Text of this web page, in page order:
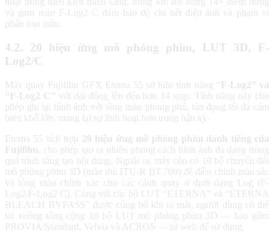
và gam màu F-Log2 C đảm bảo độ chi tiết điện ảnh và phạm vi
phân loại màu.
4.2. 20 hiệu ứng mô phỏng phim, LUT 3D, F-
Log2/C
Máy quay Fujifilm GFX Eterna 55 sở hữu tính năng “ F-Log2” và
“F-Log2 C” với dải động lên đến hơn 14 stop. Tính năng này cho
phép ghi lại hình ảnh với tông màu phong phú, tận dụng tối đa cảm
biến khổ lớn, mang lại sự linh hoạt hơn trong hậu kỳ.
Eterna 55 tích hợp 20 hiệu ứng mô phỏng phim danh tiếng của
Fujifilm , cho phép tạo ra nhiều phong cách hình ảnh đa dạng trong
quá trình sáng tạo nội dung. Ngoài ra, máy còn có 10 bộ chuyển đổi
mô phỏng phim 3D (tuân thủ ITU-R BT.709) để điều chỉnh màu sắc
và tông màu chính xác cho các cảnh quay ở định dạng Log (F-
Log2/F-Log2 C). Cùng với các bộ LUT “ETERNA” và “ETERNA
BLEACH BYPASS” được công bố khi ra mắt, người dùng có thể
tải xuống tổng cộng 10 bộ LUT mô phỏng phim 3D — bao gồm
PROVIA/Standard, Velvia và ACROS — từ web để sử dụng.